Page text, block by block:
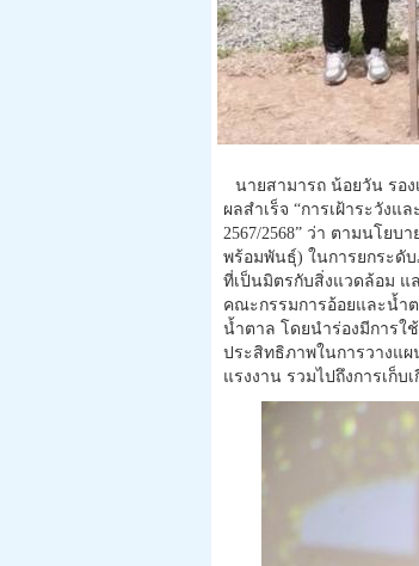
นายสามารถ น้อยวัน รอ
ผลสำเร็จ “การเฝ้าระวังแ
2567/2568” ว่า ตามนโย
พร้อมพันธุ์) ในการยกระดั
ที่เป็นมิตรกับสิ่งแวดล้อม แ
คณะกรรมการอ้อยและน้ำ
น้ำตาล โดยนำร่องมีการใ
ประสิทธิภาพในการวางแ
แรงงาน รวมไปถึงการเก็บ